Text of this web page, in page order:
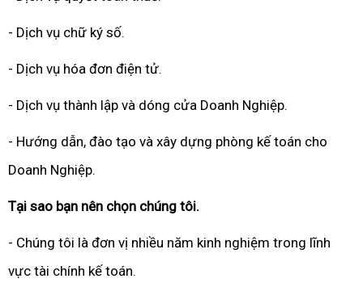
- Dịch vụ chữ ký số.
- Dịch vụ hóa đơn điện tử.
- Dịch vụ thành lập và dóng cửa Doanh Nghiệp.
- Hướng dẫn, đào tạo và xây dựng phòng kế toán cho
Doanh Nghiệp.
Tại sao bạn nên chọn chúng tôi.
- Chúng tôi là đơn vị nhiều năm kinh nghiệm trong lĩnh
vực tài chính kế toán.